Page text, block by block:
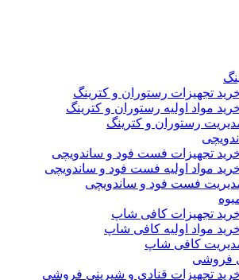
تجهیزات رستوران و کترینگ
مواد اولیه رستوران و کترینگ
رستوران و کترینگ
تجهیزات فست فود و ساندویچی
مواد اولیه فست فود و ساندویچی
فست فود و ساندویچی
تجهیزات کافی شاپ
مواد اولیه کافی‌ شاپ‌
کافی شاپ
فروشی
تجهیزات قنادی و شیرینی فروشی